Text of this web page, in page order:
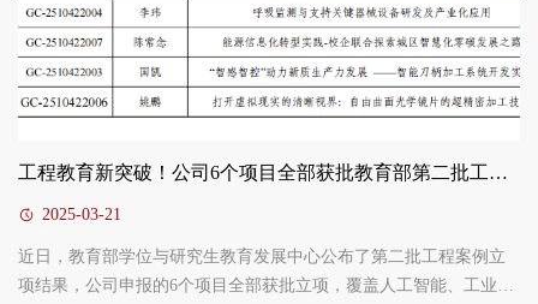
工程教育新突破！公司6个项目全部获批教育部第二批工程案例立项
2025-03-21
近日，教育部学位与研究生教育发展中心公布了第二批工程案例立
项结果，公司申报的6个项目全部获批立项，覆盖人工智能、工业母